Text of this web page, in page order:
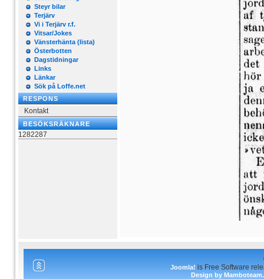
Steyr bilar
Terjärv
Vi i Terjärv r.f.
Vitsar/Jokes
Vänsterhänta (lista)
Österbotten
Dagstidningar
Links
Länkar
Sök på Loffe.net
RESPONS
Kontakt
BESÖKSRÄKNARE
1282287
Joomla! is Free Software
Design by